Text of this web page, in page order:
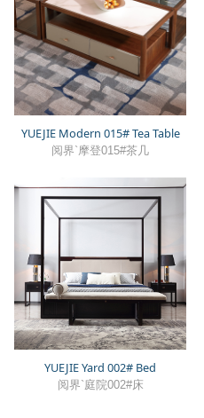
YUEJIE Modern 015# Tea Table
阅界`摩登015#茶几
YUEJIE Yard 002# Bed
阅界`庭院002#床